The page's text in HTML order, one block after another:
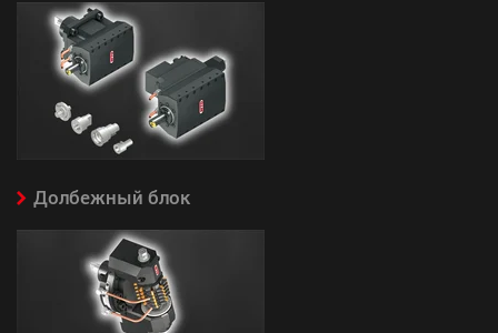
Долбежный блок